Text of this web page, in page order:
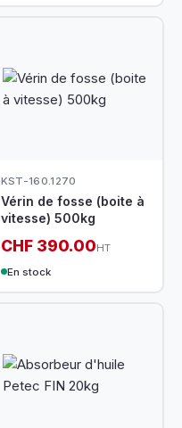
KST-160.1270
Vérin de fosse (boite à
vitesse) 500kg
CHF 390.00HT
En stock